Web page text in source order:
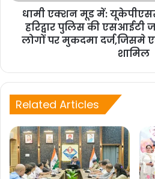
धामी एक्शन मूड में:
हरिद्वार पुलिस की एसआईटी
लोगों पर मुकदमा दर्ज,जिसमे
शामिल
Related Articles